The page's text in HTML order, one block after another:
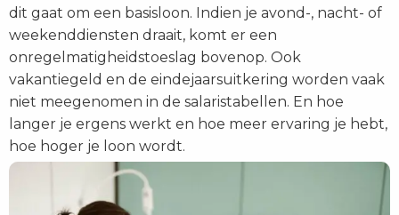
dit gaat om een basisloon. Indien je avond-, nacht- of
weekenddiensten draait, komt er een
onregelmatigheidstoeslag bovenop. Ook
vakantiegeld en de eindejaarsuitkering worden vaak
niet meegenomen in de salaristabellen. En hoe
langer je ergens werkt en hoe meer ervaring je hebt,
hoe hoger je loon wordt.